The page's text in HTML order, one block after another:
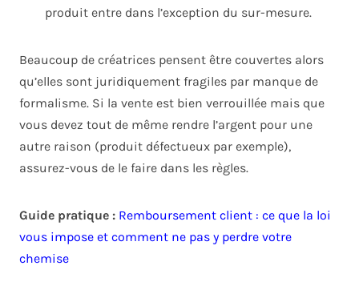
produit entre dans l’exception du sur-mesure.
Beaucoup de créatrices pensent être couvertes alors
qu’elles sont juridiquement fragiles par manque de
formalisme. Si la vente est bien verrouillée mais que
vous devez tout de même rendre l’argent pour une
autre raison (produit défectueux par exemple),
assurez-vous de le faire dans les règles.
Guide pratique : Remboursement client : ce que la loi
vous impose et comment ne pas y perdre votre
chemise